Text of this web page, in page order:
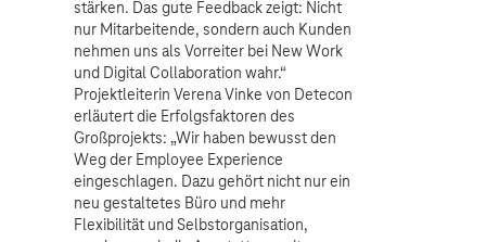
stärken. Das gute Feedback zeigt: Nicht
nur Mitarbeitende, sondern auch Kunden
nehmen uns als Vorreiter bei New Work
und Digital Collaboration wahr.“
Projektleiterin Verena Vinke von Detecon
erläutert die Erfolgsfaktoren des
Großprojekts: „Wir haben bewusst den
Weg der Employee Experience
eingeschlagen. Dazu gehört nicht nur ein
neu gestaltetes Büro und mehr
Flexibilität und Selbstorganisation,